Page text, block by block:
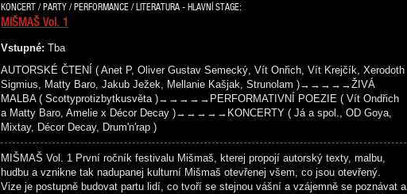
KONCERT / PARTY / PERFORMANCE / LITERATURA - HLAVNÍ STAGE:
MIŠMAŠ Vol. 1
Vstupné: Tba
AUTORSKÉ ČTENÍ ( Anet P, Oliver Gustav Semecký, Vít Onřich, Vít Krejčík, Xerodoth
Sigmius, Matty Baro, Jakub Ježek, Mellanie Kašjak, Strunolam )→→→→→ŽIVÁ
MALBA ( Scottyprotizbytkusvěta )→→→→→PERFORMATIVNÍ POEZIE ( Vít Ondřich
a Matty Baro, Amelie x Décor Decay )→→→→→KONCERTY ( Já a spol., OD Goya,
Mixtay, Décor Decay, Drum'n'rap )
MIŠMAŠ Vol. 1 První ročník festivalu Mišmaš, kterej propojí autorský texty, malbu,
hudbu a vznikne tak nadupanej kulturní Mišmaš otevřenej všem, co jsou otevřený.
Vize je postupně budovat partu lidí, co tvoří se stejnou vášní a vzájemně se poznávat a